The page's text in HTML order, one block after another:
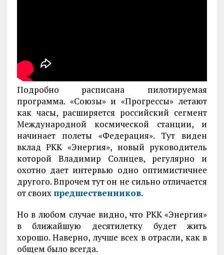
Подробно расписана пилотируемая
программа. «Союзы» и «Прогрессы» летают
как часы, расширяется российский сегмент
Международной космической станции, и
начинает полеты «Федерация». Тут виден
вклад РКК «Энергия», новый руководитель
которой Владимир Солнцев, регулярно и
охотно дает интервью одно оптимистичнее
другого. Впрочем тут он не сильно отличается
от своих предшественников.
Но в любом случае видно, что РКК «Энергия»
в ближайшую десятилетку будет жить
хорошо. Наверно, лучше всех в отрасли, как в
общем было всегда.